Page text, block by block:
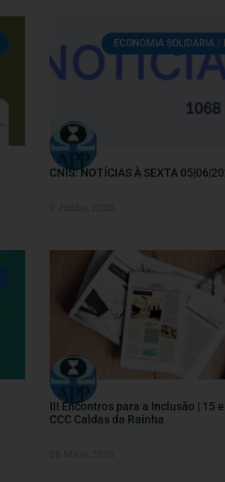
ECONOMIA SOLIDÁRIA /
CNIS: NOTÍCIAS À SEXTA
III Encontros para a Inclusão | 15
CCC Caldas da Rainha